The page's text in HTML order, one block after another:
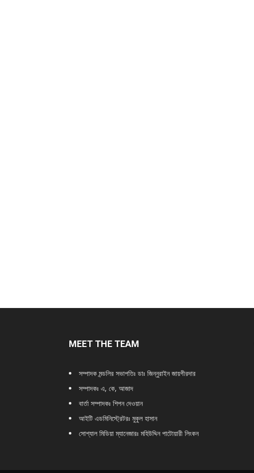
MEET THE TEAM
সম্পাদক মন্ডলির সভাপতিঃ ডাঃ জিন্নুরাইন জায়গীরদার
সম্পাদকঃ এ, কে, আজাদ
বার্তা সম্পাদকঃ শিপন দেওয়ান
আইটি এডমিনিস্ট্রেটরঃ মুকুল হাসান
সোশ্যাল মিডিয়া ম্যানেজারঃ মহিউদ্দিন পাটোয়ারী লিংকন